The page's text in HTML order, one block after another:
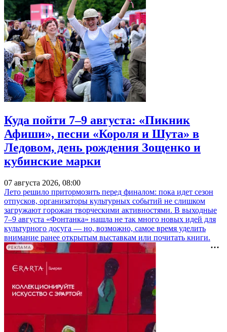
Куда пойти 7–9 августа: «Пикник
Афиши», песни «Короля и Шута» в
Ледовом, день рождения Зощенко и
кубинские марки
07 августа 2026, 08:00
Лето решило притормозить перед финалом: пока идет сезон
отпусков, организаторы культурных событий не слишком
загружают горожан творческими активностями. В выходные
7–9 августа «Фонтанка» нашла не так много новых идей для
культурного досуга — но, возможно, самое время уделить
внимание ранее открытым выставкам или почитать книги.
РЕКЛАМА